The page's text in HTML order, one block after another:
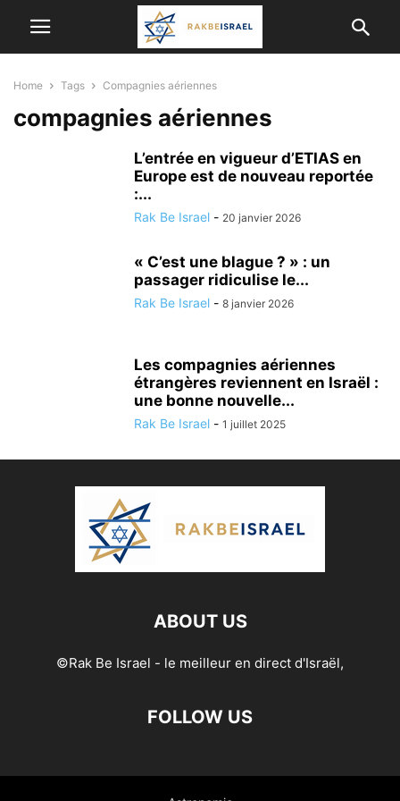
Home Tags Compagnies aériennes
compagnies aériennes
L’entrée en vigueur d’ETIAS en
Europe est de nouveau reportée
:...
Rak Be Israel - 20 janvier 2026
« C’est une blague ? » : un
passager ridiculise le...
Rak Be Israel - 8 janvier 2026
Les compagnies aériennes
étrangères reviennent en Israël :
une bonne nouvelle...
Rak Be Israel - 1 juillet 2025
ABOUT US
©Rak Be Israel - le meilleur en direct d'Israël,
FOLLOW US